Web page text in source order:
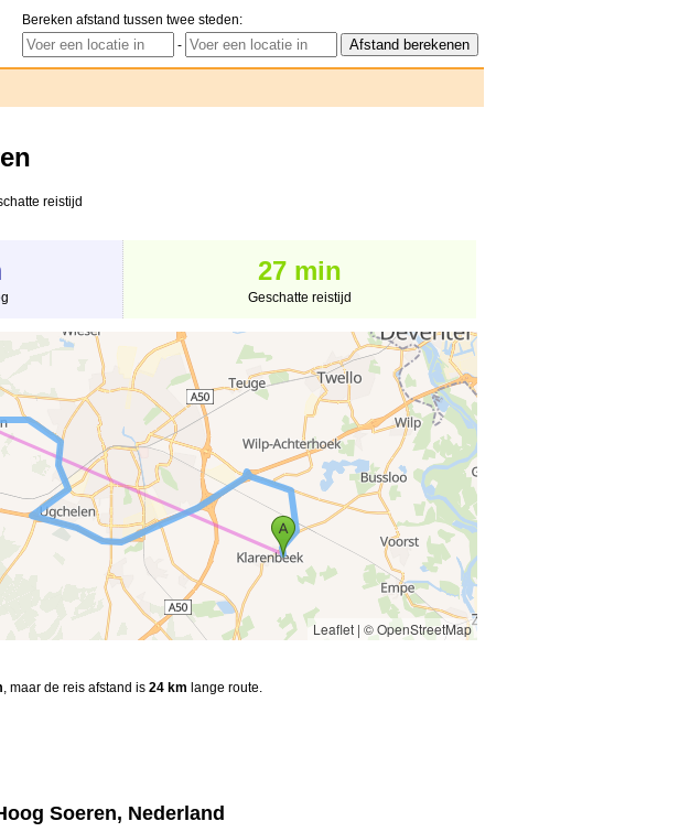
Bereken afstand tussen twee steden:
-
reistijd
27 min
Geschatte reistijd
Leaflet | © OpenStreetMap
, maar de reis afstand is 24 km lange route.
Soeren, Nederland